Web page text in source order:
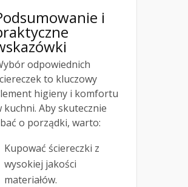
i
odpowiednich
to kluczowy
higieny i komfortu
kuchni. Aby skutecznie
o porządki, warto:
Kupować ściereczki z
wysokiej jakości
materiałów.